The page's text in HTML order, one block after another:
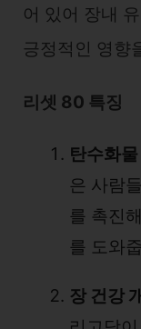
어 있어 장내
긍정적인 영향
리셋 80 특징
탄수화
은 사람
를 촉진
를 도와
장 건강